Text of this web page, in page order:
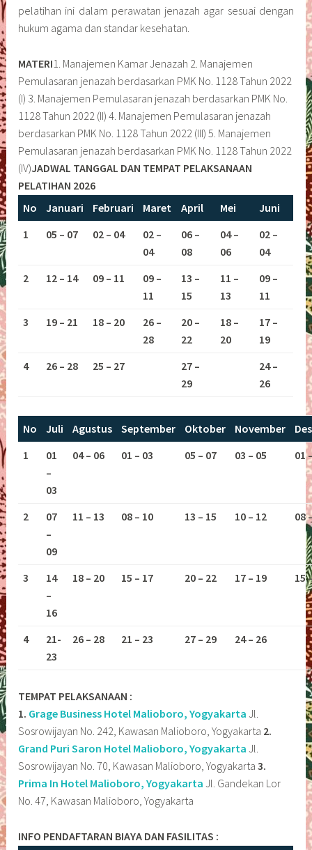
pelatihan ini dalam perawatan jenazah agar sesuai dengan
hukum agama dan standar kesehatan.
MATERI1. Manajemen Kamar Jenazah 2. Manajemen
Pemulasaran jenazah berdasarkan PMK No. 1128 Tahun 2022
(I) 3. Manajemen Pemulasaran jenazah berdasarkan PMK No.
1128 Tahun 2022 (II) 4. Manajemen Pemulasaran jenazah
berdasarkan PMK No. 1128 Tahun 2022 (III) 5. Manajemen
Pemulasaran jenazah berdasarkan PMK No. 1128 Tahun 2022
(IV)JADWAL TANGGAL DAN TEMPAT PELAKSANAAN
PELATIHAN 2026
No
Januari Februari Maret April Mei
Juni
1
05 – 07 02 – 04
02 –
04
06 –
08
04 –
06
02 –
04
2
12 – 14 09 – 11
09 –
11
13 –
15
11 –
13
09 –
11
3
19 – 21 18 – 20
26 –
28
20 –
22
18 –
20
17 –
19
4
26 – 28 25 – 27
27 –
29
24 –
26
No Juli Agustus September Oktober November
1
01
–
03
04 – 06 01 – 03 05 – 07 03 – 05 01
2
07
–
09
11 – 13 08 – 10 13 – 15 10 – 12 08
3
14
–
16
18 – 20 15 – 17 20 – 22 17 – 19 15
4
21-
23
26 – 28 21 – 23 27 – 29 24 – 26
TEMPAT PELAKSANAAN :
1. Grage Business Hotel Malioboro, Yogyakarta Jl.
Sosrowijayan No. 242, Kawasan Malioboro, Yogyakarta 2.
Grand Puri Saron Hotel Malioboro, Yogyakarta Jl.
Sosrowijayan No. 70, Kawasan Malioboro, Yogyakarta3.
Prima In Hotel Malioboro, Yogyakarta Jl. Gandekan Lor
No. 47, Kawasan Malioboro, Yogyakarta
INFO PENDAFTARAN BIAYA DAN FASILITAS :